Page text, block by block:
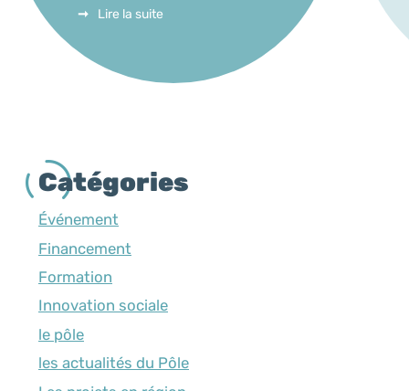
Lire la suite
Catégories
Événement
Financement
Formation
Innovation sociale
le pôle
les actualités du Pôle